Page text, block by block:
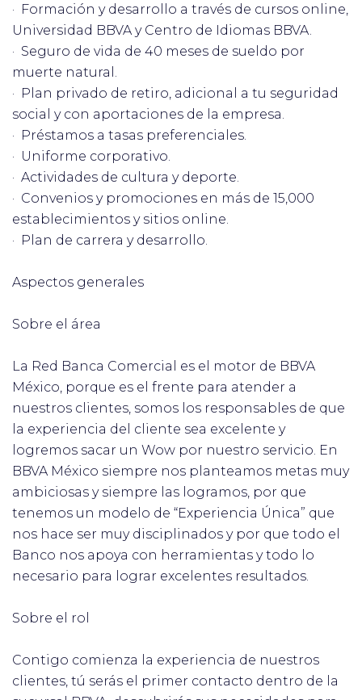
· Formación y desarrollo a través de cursos online,
Universidad BBVA y Centro de Idiomas BBVA.
· Seguro de vida de 40 meses de sueldo por
muerte natural.
· Plan privado de retiro, adicional a tu seguridad
social y con aportaciones de la empresa.
· Préstamos a tasas preferenciales.
· Uniforme corporativo.
· Actividades de cultura y deporte.
· Convenios y promociones en más de 15,000
establecimientos y sitios online.
· Plan de carrera y desarrollo.
Aspectos generales
Sobre el área
La Red Banca Comercial es el motor de BBVA
México, porque es el frente para atender a
nuestros clientes, somos los responsables de que
la experiencia del cliente sea excelente y
logremos sacar un Wow por nuestro servicio. En
BBVA México siempre nos planteamos metas muy
ambiciosas y siempre las logramos, por que
tenemos un modelo de “Experiencia Única” que
nos hace ser muy disciplinados y por que todo el
Banco nos apoya con herramientas y todo lo
necesario para lograr excelentes resultados.
Sobre el rol
Contigo comienza la experiencia de nuestros
clientes, tú serás el primer contacto dentro de la